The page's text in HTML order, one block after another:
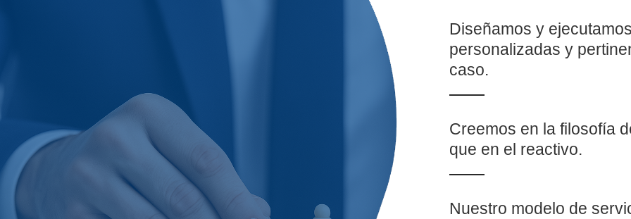
Diseñamos y
personalizadas y
caso.
Creemos en la filosofía
que en el reactivo.
Nuestro modelo de